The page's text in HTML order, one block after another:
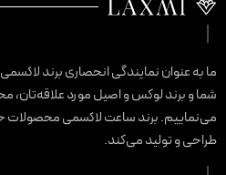
به عنوان نمایندگی انحصاری برند لاکسمی
برند ساعت لاکسمی محصولات خود
و تولید می‌کند.